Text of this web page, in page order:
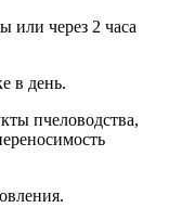
или через 2 часа
в день.
пчеловодства,